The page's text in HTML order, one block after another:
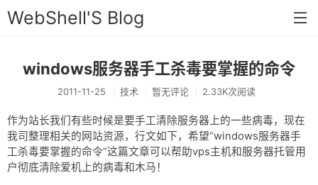
WebShell'S Blog
首页
分类
安全
新闻
windows服务器手工杀毒要掌握的命令
2011-11-25 技术 暂无评论 2.33K次阅读
作为站长我们有些时候是要手工清除服务器上的一些病毒，现在
我司整理相关的网站资源，行文如下，希望“windows服务器手
工杀毒要掌握的命令”这篇文章可以帮助vps主机和服务器托管用
户彻底清除爱机上的病毒和木马！